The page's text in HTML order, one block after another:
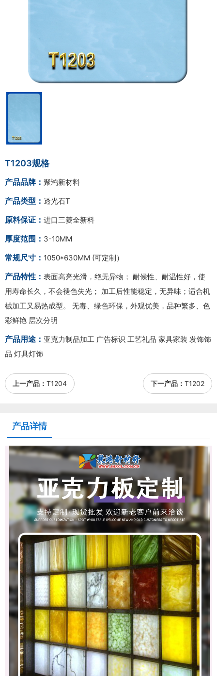
T1203规格
产品品牌： 聚鸿新材料
产品类型： 透光石T
原料保证： 进口三菱全新料
厚度范围： 3-10MM
常规尺寸： 1050*630MM (可定制）
产品特性： 表面高亮光滑，绝无异物； 耐候性、耐温性好，使
用寿命长久，不会褪色失光； 加工后性能稳定，无异味；适合机
械加工又易热成型。 无毒、绿色环保，外观优美，品种繁多、色
彩鲜艳 层次分明
产品用途： 亚克力制品加工 广告标识 工艺礼品 家具家装 发饰饰
品 灯具灯饰
上一产品： T1204 下一产品： T1202
产品详情